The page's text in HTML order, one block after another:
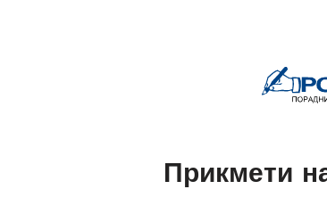
Прикмети